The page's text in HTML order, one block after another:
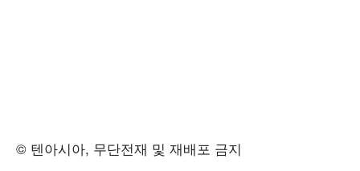
© 텐아시아, 무단전재 및 재배포 금지